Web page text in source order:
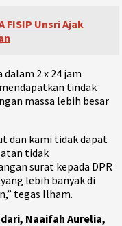
FISIP Unsri Ajak
2 x 24 jam
tindak
massa lebih besar
dan kami tidak dapat
tidak
surat kepada DPR
lebih banyak di
tegas Ilham.
Naaifah Aurelia,